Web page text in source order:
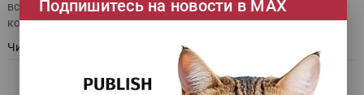
всегда такая цель должна стоять перед руководством
компании.
Читать далее
Подпишитесь на новости в МАХ